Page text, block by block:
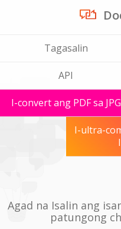
Tagasalin
API
I-convert ang PDF sa JPG
I-ultra-
Agad na Isalin ang
patungong